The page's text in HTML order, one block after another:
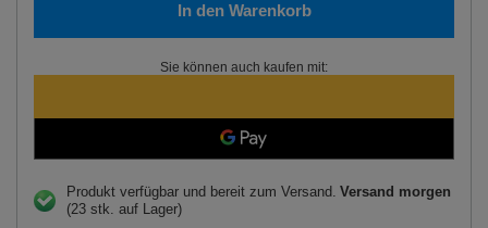
In den Warenkorb
Sie können auch kaufen mit:
Produkt verfügbar und bereit zum Versand Versand morgen
(23 stk. auf Lager)